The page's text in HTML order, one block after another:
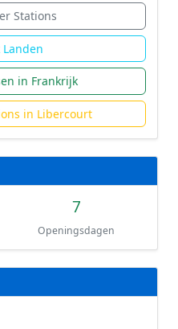
Stations
in Frankrijk
in Libercourt
7
Openingsdagen